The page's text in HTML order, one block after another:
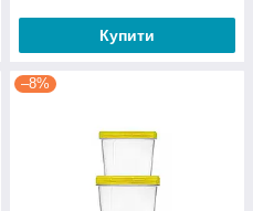
Купити
–8%